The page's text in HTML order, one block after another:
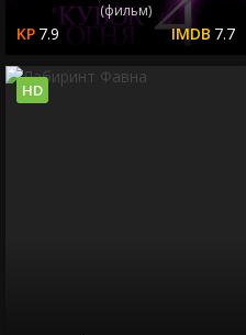
(фильм)
7.9 7.7
HD